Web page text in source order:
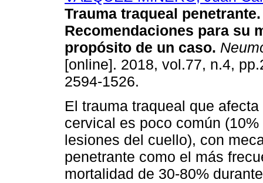
Trauma traqueal penetrante.
Recomendaciones para su
propósito de un caso.
[online]. 2018, vol.77, n.4,
2594-1526.
El trauma traqueal que
cervical es poco común
lesiones del cuello), con
penetrante como el más
mortalidad de 30-80%